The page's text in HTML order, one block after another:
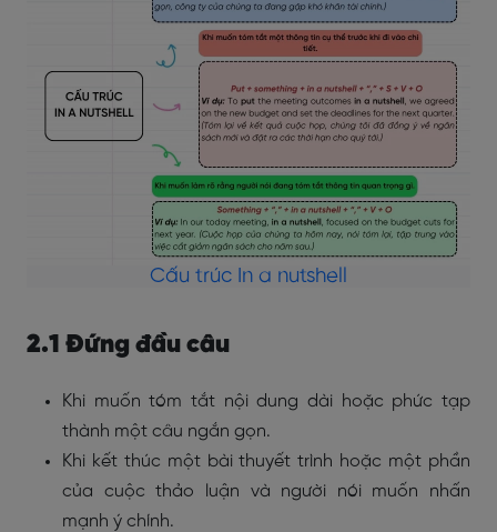
Cấu trúc In a nutshell
2.1 Đứng đầu câu
Khi muốn tóm tắt nội dung dài hoặc phức tạp
thành một câu ngắn gọn.
Khi kết thúc một bài thuyết trình hoặc một phần
của cuộc thảo luận và người nói muốn nhấn
mạnh ý chính.